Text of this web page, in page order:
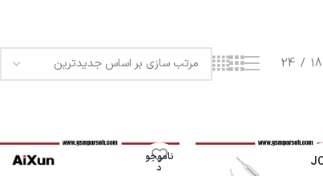
18
24
ناموجو
د